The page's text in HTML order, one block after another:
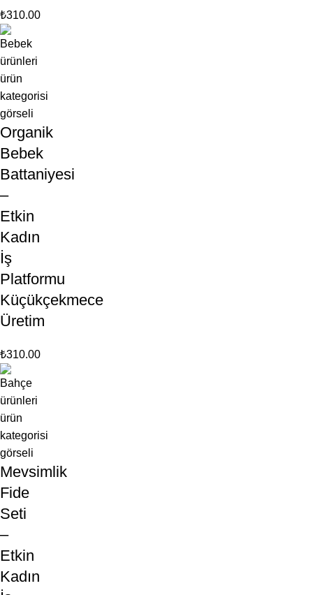
₺310.00
Organik
Bebek
Battaniyesi
–
Etkin
Kadın
İş
Platformu
Küçükçekmece
Üretim
₺310.00
Mevsimlik
Fide
Seti
–
Etkin
Kadın